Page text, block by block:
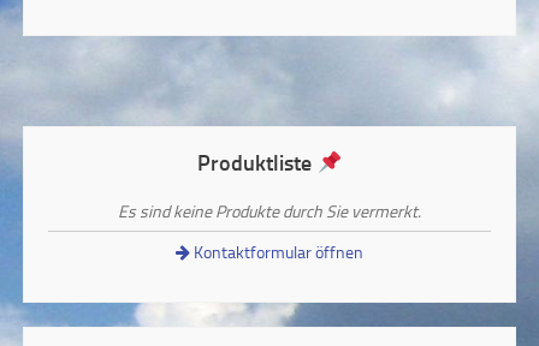
Produktliste
Es sind keine Produkte durch Sie vermerkt.
Kontaktformular öffnen